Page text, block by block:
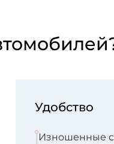
Удобство
Изношенные